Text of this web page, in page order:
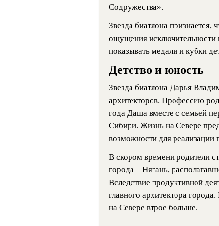
Содружества».
Звезда биатлона признается,
ощущения исключительности
показывать медали и кубки
Детство и юность
Звезда биатлона Дарья
архитекторов. Профессию
года Даша вместе с семьей
Сибири. Жизнь на Севере
возможности для реализации
В скором времени родители
города – Нягань,
Вследствие продуктивной
главного архитектора
на Севере втрое больше.